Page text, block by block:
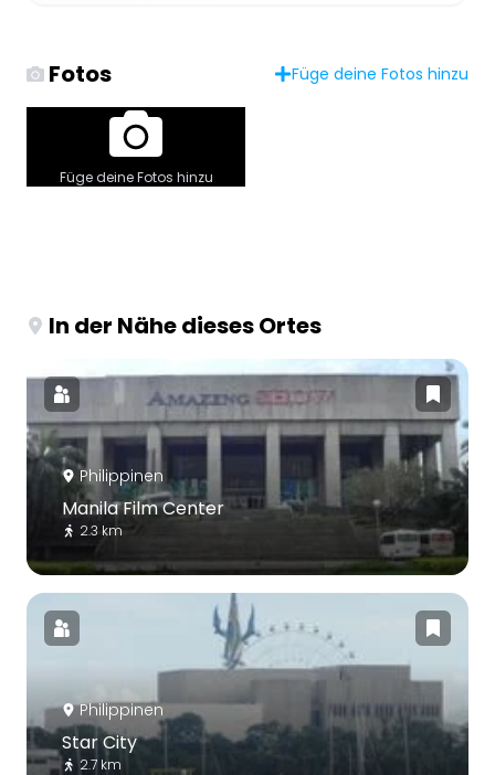
Fotos Füge deine Fotos hinzu
Füge deine Fotos hinzu
In der Nähe dieses Ortes
Philippinen
Manila Film Center
2.3 km
Philippinen
Star City
2.7 km